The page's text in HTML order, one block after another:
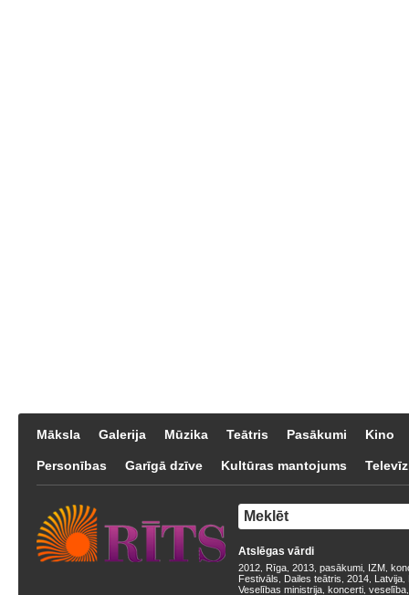
Māksla Galerija Mūzika Teātris Pasākumi Kino
Personības Garīgā dzīve Kultūras mantojums
Atslēgas vārdi
2012 Rīga 2013 pasākumi IZM
Festivāls
Dailes teātris 2014 Latvija
Veselības ministrija koncerti veselība